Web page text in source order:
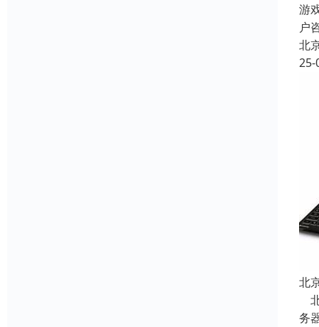
游
户
北
25-
北
务